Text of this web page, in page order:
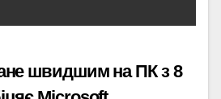
швидшим на ПК з 8